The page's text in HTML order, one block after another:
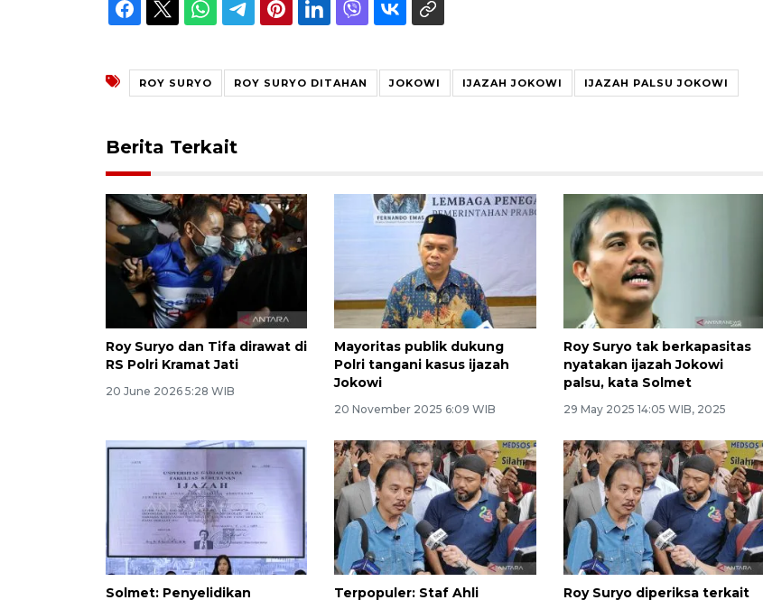
ROY SURYO ROY SURYO DITAHAN JOKOWI IJAZAH JOKOWI IJAZAH PALSU JOKOWI
Berita Terkait
Roy Suryo dan Tifa dirawat di
RS Polri Kramat Jati
20 June 2026 5:28 WIB
Mayoritas publik dukung
Polri tangani kasus ijazah
Jokowi
20 November 2025 6:09 WIB
Roy Suryo tak berkapasitas
nyatakan ijazah Jokowi
palsu, kata Solmet
29 May 2025 14:05 WIB, 2025
Solmet: Penyelidikan Terpopuler: Staf Ahli Roy Suryo diperiksa terkait
Memberantas kejahatan
jalanan Jakarta